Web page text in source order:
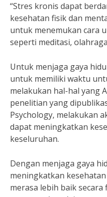
“Stres kronis dapat
kesehatan fisik dan
untuk menemukan cara
seperti meditasi,
Untuk menjaga gaya
untuk memiliki waktu
melakukan hal-hal yang
penelitian yang
Psychology, melakukan
dapat meningkatkan
keseluruhan.
Dengan menjaga gaya
meningkatkan
merasa lebih baik secara